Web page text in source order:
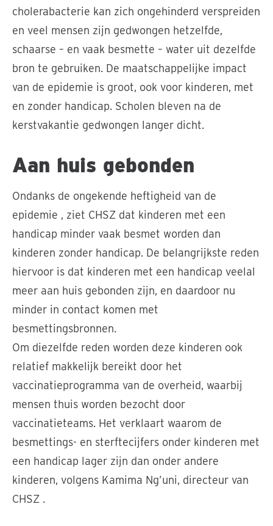
cholerabacterie kan zich ongehinderd verspreiden
en veel mensen zijn gedwongen hetzelfde,
schaarse – en vaak besmette – water uit dezelfde
bron te gebruiken. De maatschappelijke impact
van de epidemie is groot, ook voor kinderen, met
en zonder handicap. Scholen bleven na de
kerstvakantie gedwongen langer dicht.
Aan huis gebonden
Ondanks de ongekende heftigheid van de
epidemie , ziet CHSZ dat kinderen met een
handicap minder vaak besmet worden dan
kinderen zonder handicap. De belangrijkste reden
hiervoor is dat kinderen met een handicap veelal
meer aan huis gebonden zijn, en daardoor nu
minder in contact komen met
besmettingsbronnen.
Om diezelfde reden worden deze kinderen ook
relatief makkelijk bereikt door het
vaccinatieprogramma van de overheid, waarbij
mensen thuis worden bezocht door
vaccinatieteams. Het verklaart waarom de
besmettings- en sterftecijfers onder kinderen met
een handicap lager zijn dan onder andere
kinderen, volgens Kamima Ng’uni, directeur van
CHSZ .